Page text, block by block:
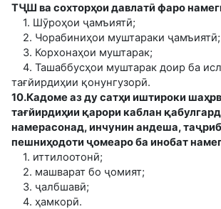
ТҶШ ва сохторҳои давлатӣ фаро
1. Шӯроҳои ҷамъиятӣ;
2. Чорабиниҳои муштараки ҷамъиятӣ;
3. Корхонаҳои муштарак;
4. Ташаббусҳои муштарак доир ба
тағйирдиҳии қонунгузорӣ.
10.Кадоме аз ду сатҳи иштироки
тағйирдиҳии қарори каблан
намерасонад, инчунин андеша,
пешниҳодоти ҷомеаро ба инобат
1. иттилоотонӣ;
2. машварат бо ҷомият;
3. ҷалбшавӣ;
4. ҳамкорӣ.